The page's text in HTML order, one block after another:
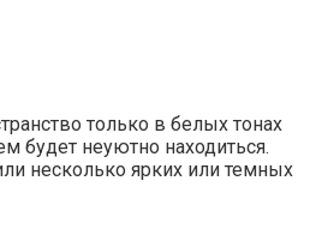
только в белых тонах
будет неуютно находиться.
несколько ярких или темных